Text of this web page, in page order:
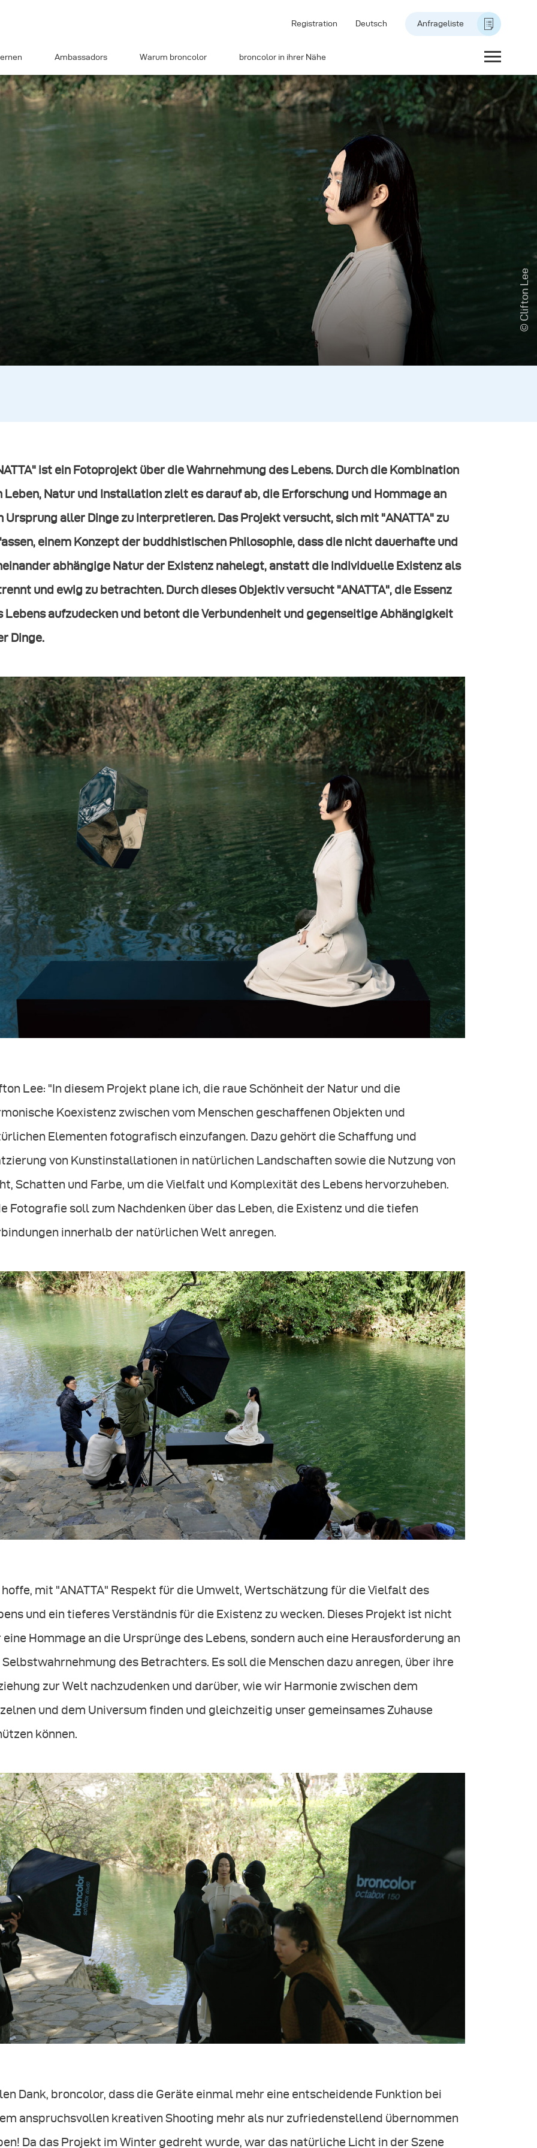
Registration Deutsch Anfrageliste
Ambassadors Warum broncolor broncolor in ihrer Nähe
© Clifton Lee
ist ein Fotoprojekt über die Wahrnehmung des Lebens. Durch die Kombination
Leben, Natur und Installation zielt es darauf ab, die Erforschung und Hommage an
Ursprung aller Dinge zu interpretieren. Das Projekt versucht, sich mit "ANATTA" zu
einem Konzept der buddhistischen Philosophie, dass die nicht dauerhafte und
abhängige Natur der Existenz nahelegt, anstatt die individuelle Existenz als
und ewig zu betrachten. Durch dieses Objektiv versucht "ANATTA", die Essenz
Lebens aufzudecken und betont die Verbundenheit und gegenseitige Abhängigkeit
Dinge.
Lee: "In diesem Projekt plane ich, die raue Schönheit der Natur und die
Koexistenz zwischen vom Menschen geschaffenen Objekten und
Elementen fotografisch einzufangen. Dazu gehört die Schaffung und
von Kunstinstallationen in natürlichen Landschaften sowie die Nutzung von
Schatten und Farbe, um die Vielfalt und Komplexität des Lebens hervorzuheben.
Fotografie soll zum Nachdenken über das Leben, die Existenz und die tiefen
innerhalb der natürlichen Welt anregen.
hoffe, mit "ANATTA" Respekt für die Umwelt, Wertschätzung für die Vielfalt des
und ein tieferes Verständnis für die Existenz zu wecken. Dieses Projekt ist nicht
eine Hommage an die Ursprünge des Lebens, sondern auch eine Herausforderung an
Selbstwahrnehmung des Betrachters. Es soll die Menschen dazu anregen, über ihre
zur Welt nachzudenken und darüber, wie wir Harmonie zwischen dem
und dem Universum finden und gleichzeitig unser gemeinsames Zuhause
können.
Dank, broncolor, dass die Geräte einmal mehr eine entscheidende Funktion bei
anspruchsvollen kreativen Shooting mehr als nur zufriedenstellend übernommen
Da das Projekt im Winter gedreht wurde, war das natürliche Licht in der Szene